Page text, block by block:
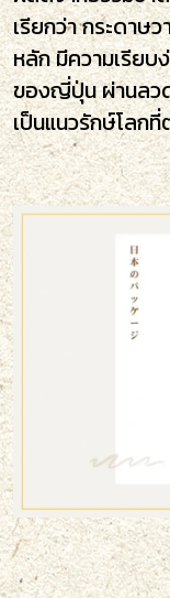
เรียกว่า กระดาษ
หลัก มีความเรีย
ของญี่ปุ่น ผ่านลว
เป็นแนวรักษ์โลก